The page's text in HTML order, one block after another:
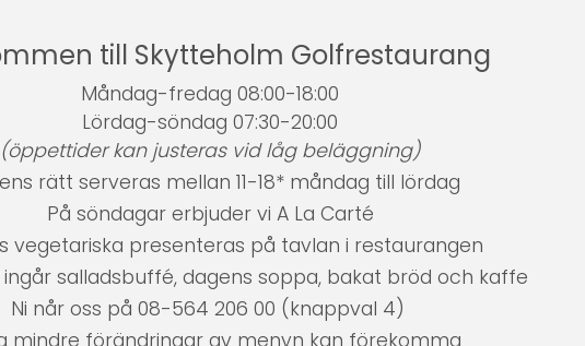
till Skytteholm Golfrestaurang
Måndag-fredag 08:00-18:00
Lördag-söndag 07:30-20:00
(öppettider kan justeras vid låg beläggning)
rätt serveras mellan 11-18* måndag till lördag
På söndagar erbjuder vi A La Carté
vegetariska presenteras på tavlan i restaurangen
ingår salladsbuffé, dagens soppa, bakat bröd och kaffe
Ni når oss på 08-564 206 00 (knappval 4)
mindre förändringar av menyn kan förekomma